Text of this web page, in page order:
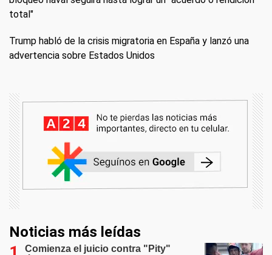
total"
Trump habló de la crisis migratoria en España y lanzó una
advertencia sobre Estados Unidos
Noticias más leídas
Comienza el juicio contra "Pity"